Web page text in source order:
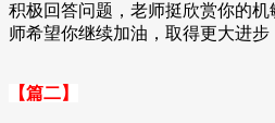
积极回答问题，老师挺欣赏你的
师希望你继续加油，取得更大进步
【篇二】